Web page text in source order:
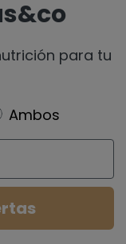
para tu
Ambos